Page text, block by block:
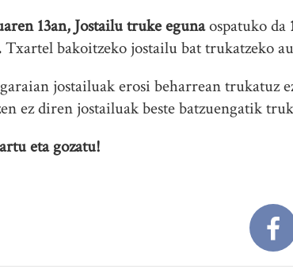
13an, Jostailutruke egunaospatuko da
Txartel bakoitzeko jostailu bat trukatzeko
jostailuak erosi beharrean trukatuz
ez diren jostailuak beste batzuengatik
eta gozatu!